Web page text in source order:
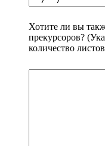
Хотите ли вы
прекурсоров?
количество